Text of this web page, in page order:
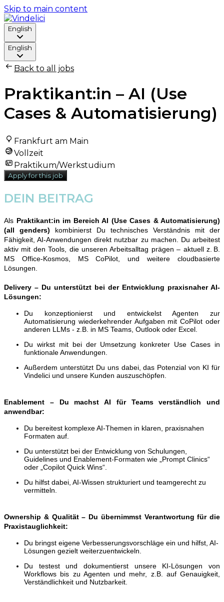
Skip to main content
English
English
Back to all jobs
Praktikant:in – AI (Use
Cases & Automatisierung)
Frankfurt am Main
Vollzeit
Praktikum/Werkstudium
Apply for this job
DEIN BEITRAG
Als Praktikant:in im Bereich AI (Use Cases & Automatisierung)
(all genders) kombinierst Du technisches Verständnis mit der
Fähigkeit, AI-Anwendungen direkt nutzbar zu machen. Du arbeitest
aktiv mit den Tools, die unseren Arbeitsalltag prägen – aktuell z. B.
MS Office-Kosmos, MS CoPilot, und weitere cloudbasierte
Lösungen.
Delivery – Du unterstützt bei der Entwicklung praxisnaher AI-
Lösungen:
Du konzeptionierst und entwickelst Agenten zur
Automatisierung wiederkehrender Aufgaben mit CoPilot oder
anderen LLMs - z.B. in MS Teams, Outlook oder Excel.
Du wirkst mit bei der Umsetzung konkreter Use Cases in
funktionale Anwendungen.
Außerdem unterstützt Du uns dabei, das Potenzial von KI für
Vindelici und unsere Kunden auszuschöpfen.
Enablement – Du machst AI für Teams verständlich und
anwendbar:
Du bereitest komplexe AI-Themen in klaren, praxisnahen
Formaten auf.
Du unterstützt bei der Entwicklung von Schulungen,
Guidelines und Enablement-Formaten wie „Prompt Clinics“
oder „Copilot Quick Wins“.
Du hilfst dabei, AI-Wissen strukturiert und teamgerecht zu
vermitteln.
Ownership & Qualität – Du übernimmst Verantwortung für die
Praxistauglichkeit:
Du bringst eigene Verbesserungsvorschläge ein und hilfst, AI-
Lösungen gezielt weiterzuentwickeln.
Du testest und dokumentierst unsere KI-Lösungen von
Workflows bis zu Agenten und mehr, z.B. auf Genauigkeit,
Verständlichkeit und Nutzbarkeit.